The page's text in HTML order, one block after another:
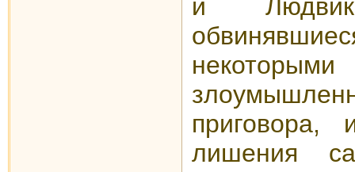
и Людвик
приговора,
лишения